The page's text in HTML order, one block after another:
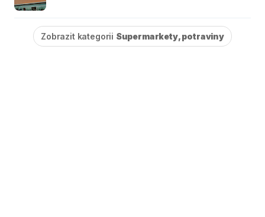
Zobrazit kategorii Supermarkety, potraviny